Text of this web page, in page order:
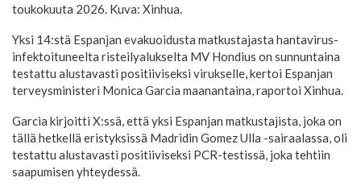
toukokuuta 2026. Kuva: Xinhua.
Yksi 14:stä Espanjan evakuoidusta matkustajasta hantavirus-
infektoituneelta risteilyalukselta MV Hondius on sunnuntaina
testattu alustavasti positiiviseksi virukselle, kertoi Espanjan
terveysministeri Monica Garcia maanantaina, raportoi Xinhua.
Garcia kirjoitti X:ssä, että yksi Espanjan matkustajista, joka on
tällä hetkellä eristyksissä Madridin Gomez Ulla -sairaalassa, oli
testattu alustavasti positiiviseksi PCR-testissä, joka tehtiin
saapumisen yhteydessä.